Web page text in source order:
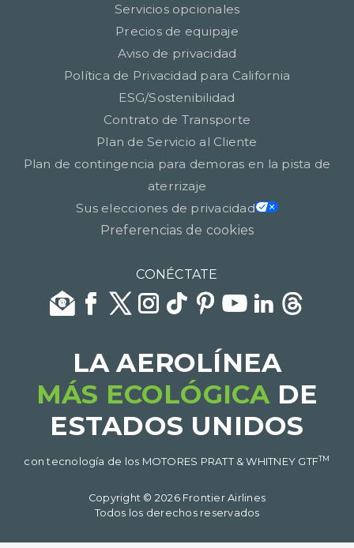
Servicios opcionales
Precios de equipaje
Aviso de privacidad
Política de Privacidad para California
ESG/Sostenibilidad
Contrato de Transporte
Plan de Servicio al Cliente
Plan de contingencia para demoras en la pista de
aterrizaje
Sus elecciones de privacidad
Preferencias de cookies
CONÉCTATE
LA AEROLÍNEA
MÁS ECOLÓGICADE
ESTADOS UNIDOS​​​​​​​
con tecnología de los MOTORES PRATT & WHITNEY GTFTM
Copyright © 2026 Frontier Airlines
Todos los derechos reservados